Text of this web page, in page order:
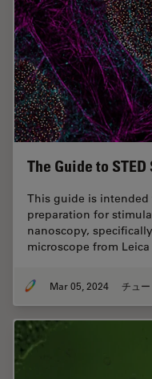
The Guide to
This guide is
preparation for
nanoscopy,
microscope from
Mar 05, 2024 チュ